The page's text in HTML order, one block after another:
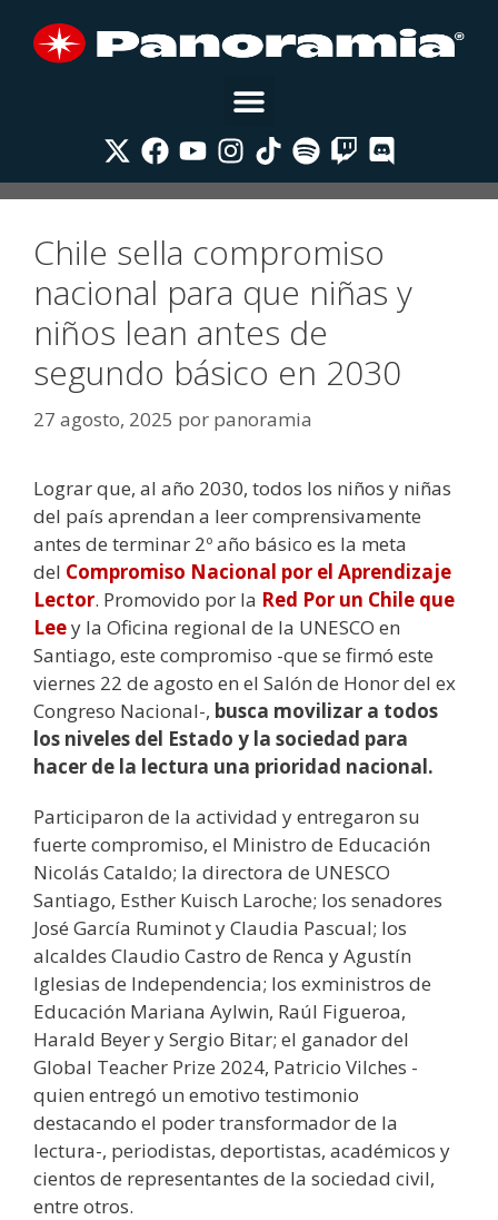
Chile sella compromiso
nacional para que niñas y
niños lean antes de
segundo básico en 2030
27 agosto, 2025 por panoramia
Lograr que, al año 2030, todos los niños y niñas
del país aprendan a leer comprensivamente
antes de terminar 2º año básico es la meta
del Compromiso Nacional por el Aprendizaje
Lector. Promovido por la Red Por un Chile que
Leey la Oficina regional de la UNESCO en
Santiago, este compromiso -que se firmó este
viernes 22 de agosto en el Salón de Honor del ex
Congreso Nacional-, busca movilizar a todos
los niveles del Estado y la sociedad para
hacer de la lectura una prioridad nacional.
Participaron de la actividad y entregaron su
fuerte compromiso, el Ministro de Educación
Nicolás Cataldo; la directora de UNESCO
Santiago, Esther Kuisch Laroche; los senadores
José García Ruminot y Claudia Pascual; los
alcaldes Claudio Castro de Renca y Agustín
Iglesias de Independencia; los exministros de
Educación Mariana Aylwin, Raúl Figueroa,
Harald Beyer y Sergio Bitar; el ganador del
Global Teacher Prize 2024, Patricio Vilches -
quien entregó un emotivo testimonio
destacando el poder transformador de la
lectura-, periodistas, deportistas, académicos y
cientos de representantes de la sociedad civil,
entre otros.